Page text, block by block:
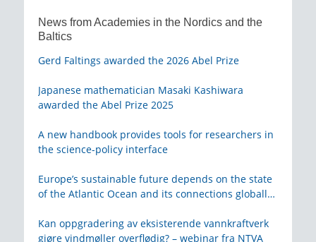
News from Academies in the Nordics and the
Baltics
Gerd Faltings awarded the 2026 Abel Prize
Japanese mathematician Masaki Kashiwara
awarded the Abel Prize 2025
A new handbook provides tools for researchers in
the science-policy interface
Europe’s sustainable future depends on the state
of the Atlantic Ocean and its connections globally
Kan oppgradering av eksisterende vannkraftverk
gjøre vindmøller overflødig? – webinar fra NTVA